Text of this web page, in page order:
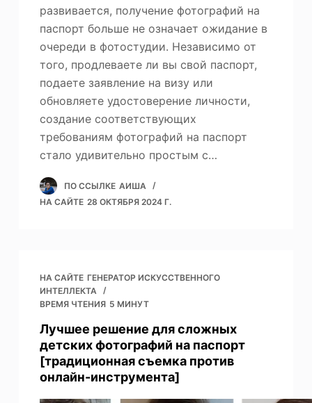
развивается, получение фотографий на
паспорт больше не означает ожидание в
очереди в фотостудии. Независимо от
того, продлеваете ли вы свой паспорт,
подаете заявление на визу или
обновляете удостоверение личности,
создание соответствующих
требованиям фотографий на паспорт
стало удивительно простым с…
ПО ССЫЛКЕ АИША
НА САЙТЕ 28 ОКТЯБРЯ 2024 Г.
НА САЙТЕ ГЕНЕРАТОР ИСКУССТВЕННОГО
ИНТЕЛЛЕКТА
ВРЕМЯ ЧТЕНИЯ 5 МИНУТ
Лучшее решение для сложных
детских фотографий на паспорт
[традиционная съемка против
онлайн-инструмента]